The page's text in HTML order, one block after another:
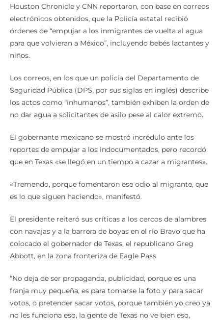
Houston Chronicle y CNN reportaron, con base en correos
electrónicos obtenidos, que la Policía estatal recibió
órdenes de “empujar a los inmigrantes de vuelta al agua
para que volvieran a México”, incluyendo bebés lactantes y
niños.
Los correos, en los que un policía del Departamento de
Seguridad Pública (DPS, por sus siglas en inglés) describe
los actos como “inhumanos”, también exhiben la orden de
no dar agua a solicitantes de asilo pese al calor extremo.
El gobernante mexicano se mostró incrédulo ante los
reportes de empujar a los indocumentados, pero recordó
que en Texas «se llegó en un tiempo a cazar a migrantes».
«Tremendo, porque fomentaron ese odio al migrante, que
es lo que siguen haciendo», manifestó.
El presidente reiteró sus críticas a los cercos de alambres
con navajas y a la barrera de boyas en el río Bravo que ha
colocado el gobernador de Texas, el republicano Greg
Abbott, en la zona fronteriza de Eagle Pass.
“No deja de ser propaganda, publicidad, porque es una
franja muy pequeña, es para tomarse la foto y para sacar
votos, o pretender sacar votos, porque también yo creo ya
no les funciona eso, la gente de Texas no ve bien eso,